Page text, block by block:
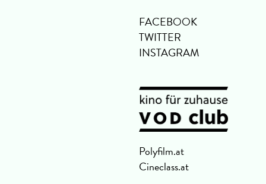
FACEBOOK
TWITTER
INSTAGRAM
Polyfilm.at
Cineclass.at